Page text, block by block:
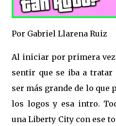
Por Gabriel Llarena Ruiz
Al iniciar por primera
sentir que se iba a tratar
ser más grande de lo que
los logos y esa intro.
una Liberty City con ese